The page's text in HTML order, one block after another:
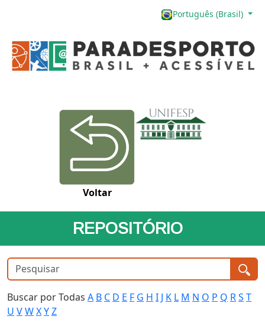
Português (Brasil)
Voltar
REPOSITÓRIO
Buscar por Todas A B C D E F G H I J K L M N O P Q RS T
U VWXYZ